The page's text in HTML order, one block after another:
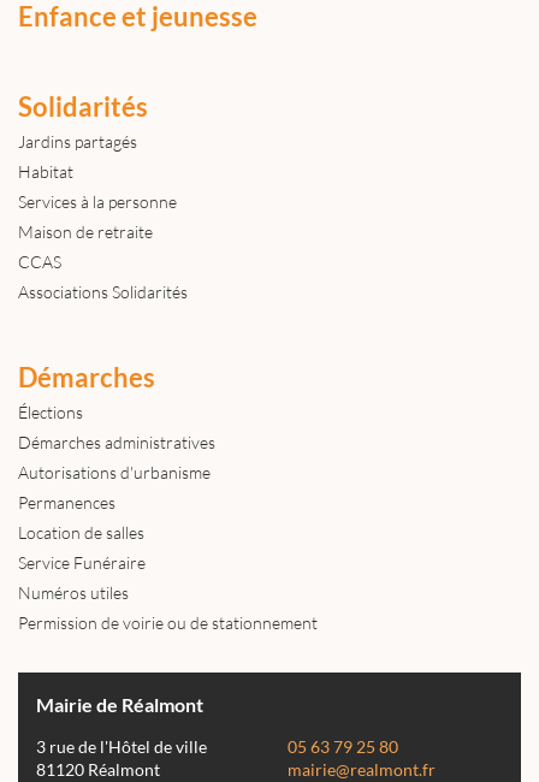
Enfance et jeunesse
Solidarités
Jardins partagés
Habitat
Services à la personne
Maison de retraite
CCAS
Associations Solidarités
Démarches
Élections
Démarches administratives
Autorisations d'urbanisme
Permanences
Location de salles
Service Funéraire
Numéros utiles
Permission de voirie ou de stationnement
Mairie de Réalmont
3 rue de l'Hôtel de ville
81120 Réalmont
05 63 79 25 80
mairie@realmont.fr